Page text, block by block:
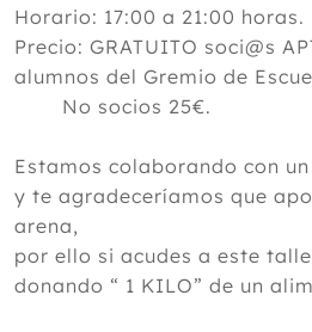
Horario: 17:00 a 21:00 horas.
Precio: GRATUITO soci@s
alumnos del Gremio de
No socios 25€.
Estamos colaborando con
y te agradeceríamos que
arena,
por ello si acudes a este
donando “ 1 KILO” de un